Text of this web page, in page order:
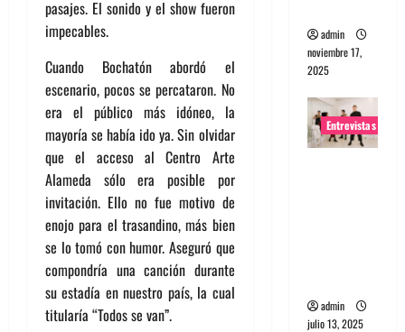
pasajes. El sonido y el show fueron
impecables.
Cuando Bochatón abordó el
escenario, pocos se percataron. No
era el público más idóneo, la
mayoría se había ido ya. Sin olvidar
que el acceso al Centro Arte
Alameda sólo era posible por
invitación. Ello no fue motivo de
enojo para el trasandino, más bien
se lo tomó con humor. Aseguró que
compondría una canción durante
su estadía en nuestro país, la cual
titularía “Todos se van”.
admin
noviembre 17,
2025
Entrevistas
admin
julio 13, 2025